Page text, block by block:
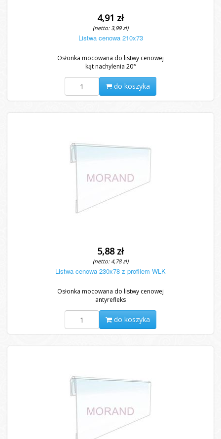
4,91 zł
(netto: 3,99 zł)
Listwa cenowa 210x73
Osłonka mocowana do listwy cenowej
kąt nachylenia 20°
do koszyka
5,88 zł
(netto: 4,78 zł)
Listwa cenowa 230x78 z profilem WLK
Osłonka mocowana do listwy cenowej
antyrefleks
do koszyka